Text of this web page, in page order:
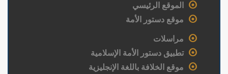
الموقع الرئيسي
موقع دستور الأمة
مراسلات
تطبيق دستور الأمة الإسلامية
موقع الخلافة باللغة الإنجليزية